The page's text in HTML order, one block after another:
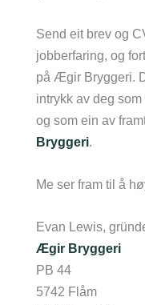
Send eit brev og
jobberfaring, og
på Ægir Bryggeri.
intrykk av deg
og som ein av
Bryggeri.
Me ser fram til å
Evan Lewis,
Ægir Bryggeri
PB 44
5742 Flåm